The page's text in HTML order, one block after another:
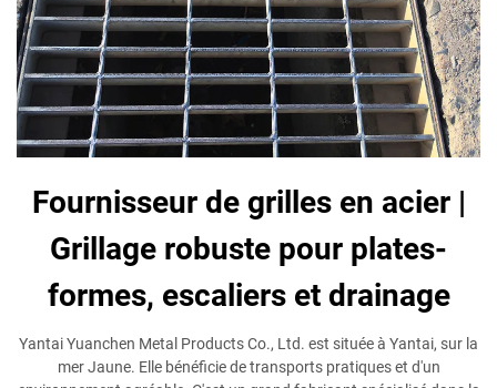
Fournisseur de grilles en acier |
Grillage robuste pour plates-
formes, escaliers et drainage
Yantai Yuanchen Metal Products Co., Ltd. est située à Yantai, sur la
mer Jaune. Elle bénéficie de transports pratiques et d'un